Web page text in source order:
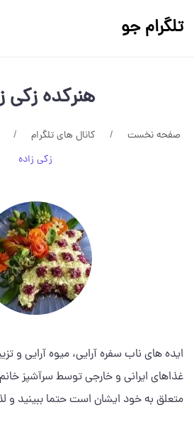
تلگرام جو
هنرکده زکی
صفحه نخست کانال های تلگرام
زکی زاده
ایده های ناب سفره آرایی، میوه آرایی و
غذاهای ایرانی و خارجی توسط سرآشپز خانم
متعلق به خود ایشان است حتما ببینید و